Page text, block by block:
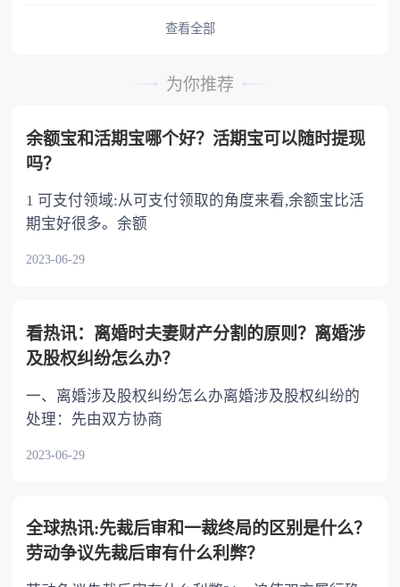
或者与被继承人共同生活的继承人，分配遗产
的继承人，不尽扶养义务的，分配遗产时，应当
查看全部
为你推荐
余额宝和活期宝哪个好？活期宝可以随时提现
吗？
1 可支付领域:从可支付领取的角度来看,余额宝比活
期宝好很多。余额
2023-06-29
看热讯：离婚时夫妻财产分割的原则？离婚涉
及股权纠纷怎么办？
一、离婚涉及股权纠纷怎么办离婚涉及股权纠纷的
处理：先由双方协商
2023-06-29
全球热讯:先裁后审和一裁终局的区别是什么？
劳动争议先裁后审有什么利弊？